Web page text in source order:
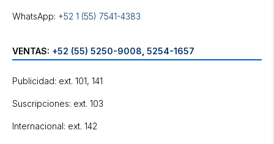
WhatsApp: +52 1 (55) 7541-4383
VENTAS: +52 (55) 5250-9008 5254-1657
Publicidad: ext. 101, 141
Suscripciones: ext. 103
Internacional: ext. 142